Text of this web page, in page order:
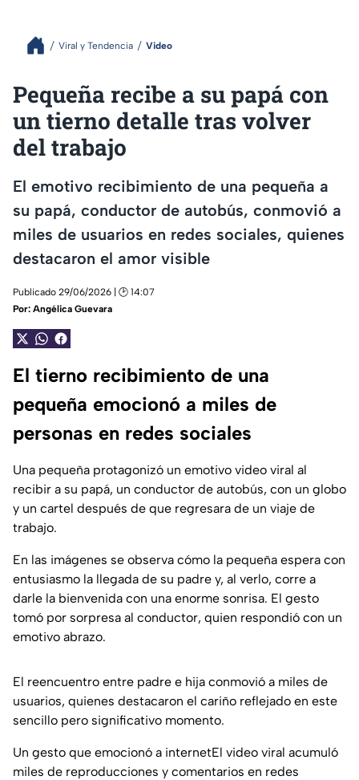
Viral y Tendencia Video
Pequeña recibe a su papá con
un tierno detalle tras volver
del trabajo
El emotivo recibimiento de una pequeña a
su papá, conductor de autobús, conmovió a
miles de usuarios en redes sociales, quienes
destacaron el amor visible
Publicado 29/06/2026 | 🕑 14:07
Por: Angélica Guevara
El tierno recibimiento de una
pequeña emocionó a miles de
personas en redes sociales
Una pequeña protagonizó un emotivo video viral al
recibir a su papá, un conductor de autobús, con un globo
y un cartel después de que regresara de un viaje de
trabajo.
En las imágenes se observa cómo la pequeña espera con
entusiasmo la llegada de su padre y, al verlo, corre a
darle la bienvenida con una enorme sonrisa. El gesto
tomó por sorpresa al conductor, quien respondió con un
emotivo abrazo.
El reencuentro entre padre e hija conmovió a miles de
usuarios, quienes destacaron el cariño reflejado en este
sencillo pero significativo momento.
Un gesto que emocionó a internetEl video viral acumuló
miles de reproducciones y comentarios en redes